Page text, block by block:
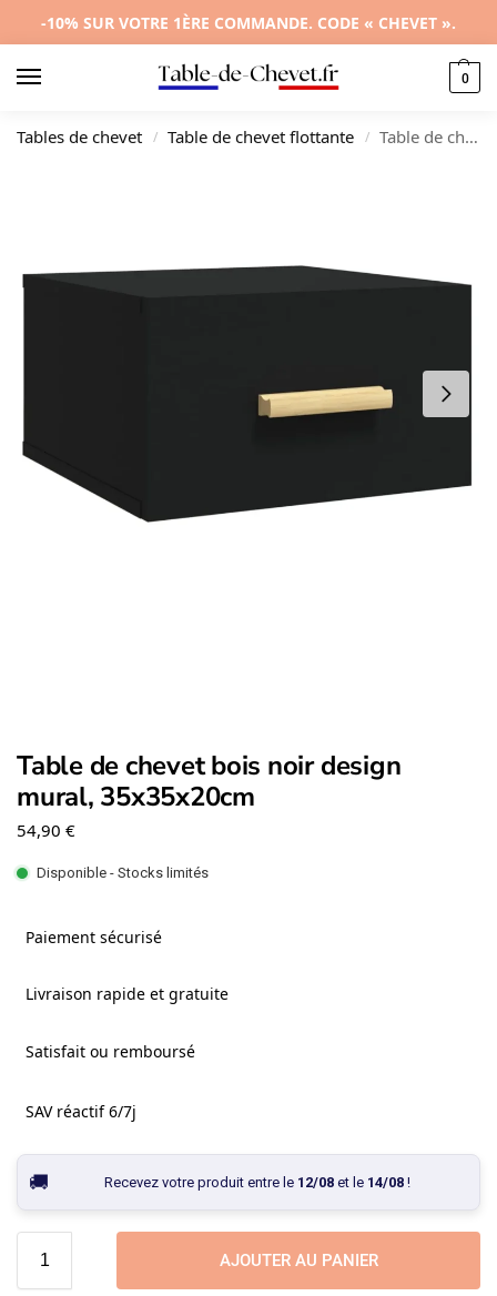
-10% SUR VOTRE 1ÈRE COMMANDE. CODE « CHEVET ».
0
Tables de chevet / Table de chevet flottante / Table de chevet bois noir design mural, 35x35x20cm
Table de chevet bois noir design
mural, 35x35x20cm
54,90 €
Disponible - Stocks limités
Paiement sécurisé
Livraison rapide et gratuite
Satisfait ou remboursé
SAV réactif 6/7j
Recevez votre produit entre le 12/08et le 14/08!
AJOUTER AU PANIER